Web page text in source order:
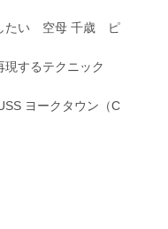
たい 空母 千歳 ピ
現するテクニック
ヨークタウン（C